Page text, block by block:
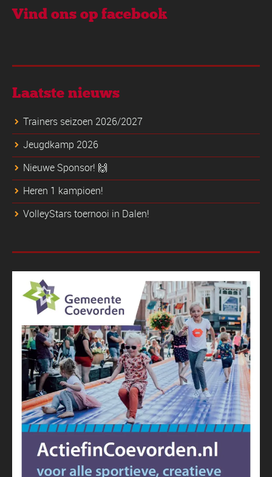
Vind ons op facebook
Laatste nieuws
Trainers seizoen 2026/2027
Jeugdkamp 2026
Nieuwe Sponsor! 🙌
Heren 1 kampioen!
VolleyStars toernooi in Dalen!